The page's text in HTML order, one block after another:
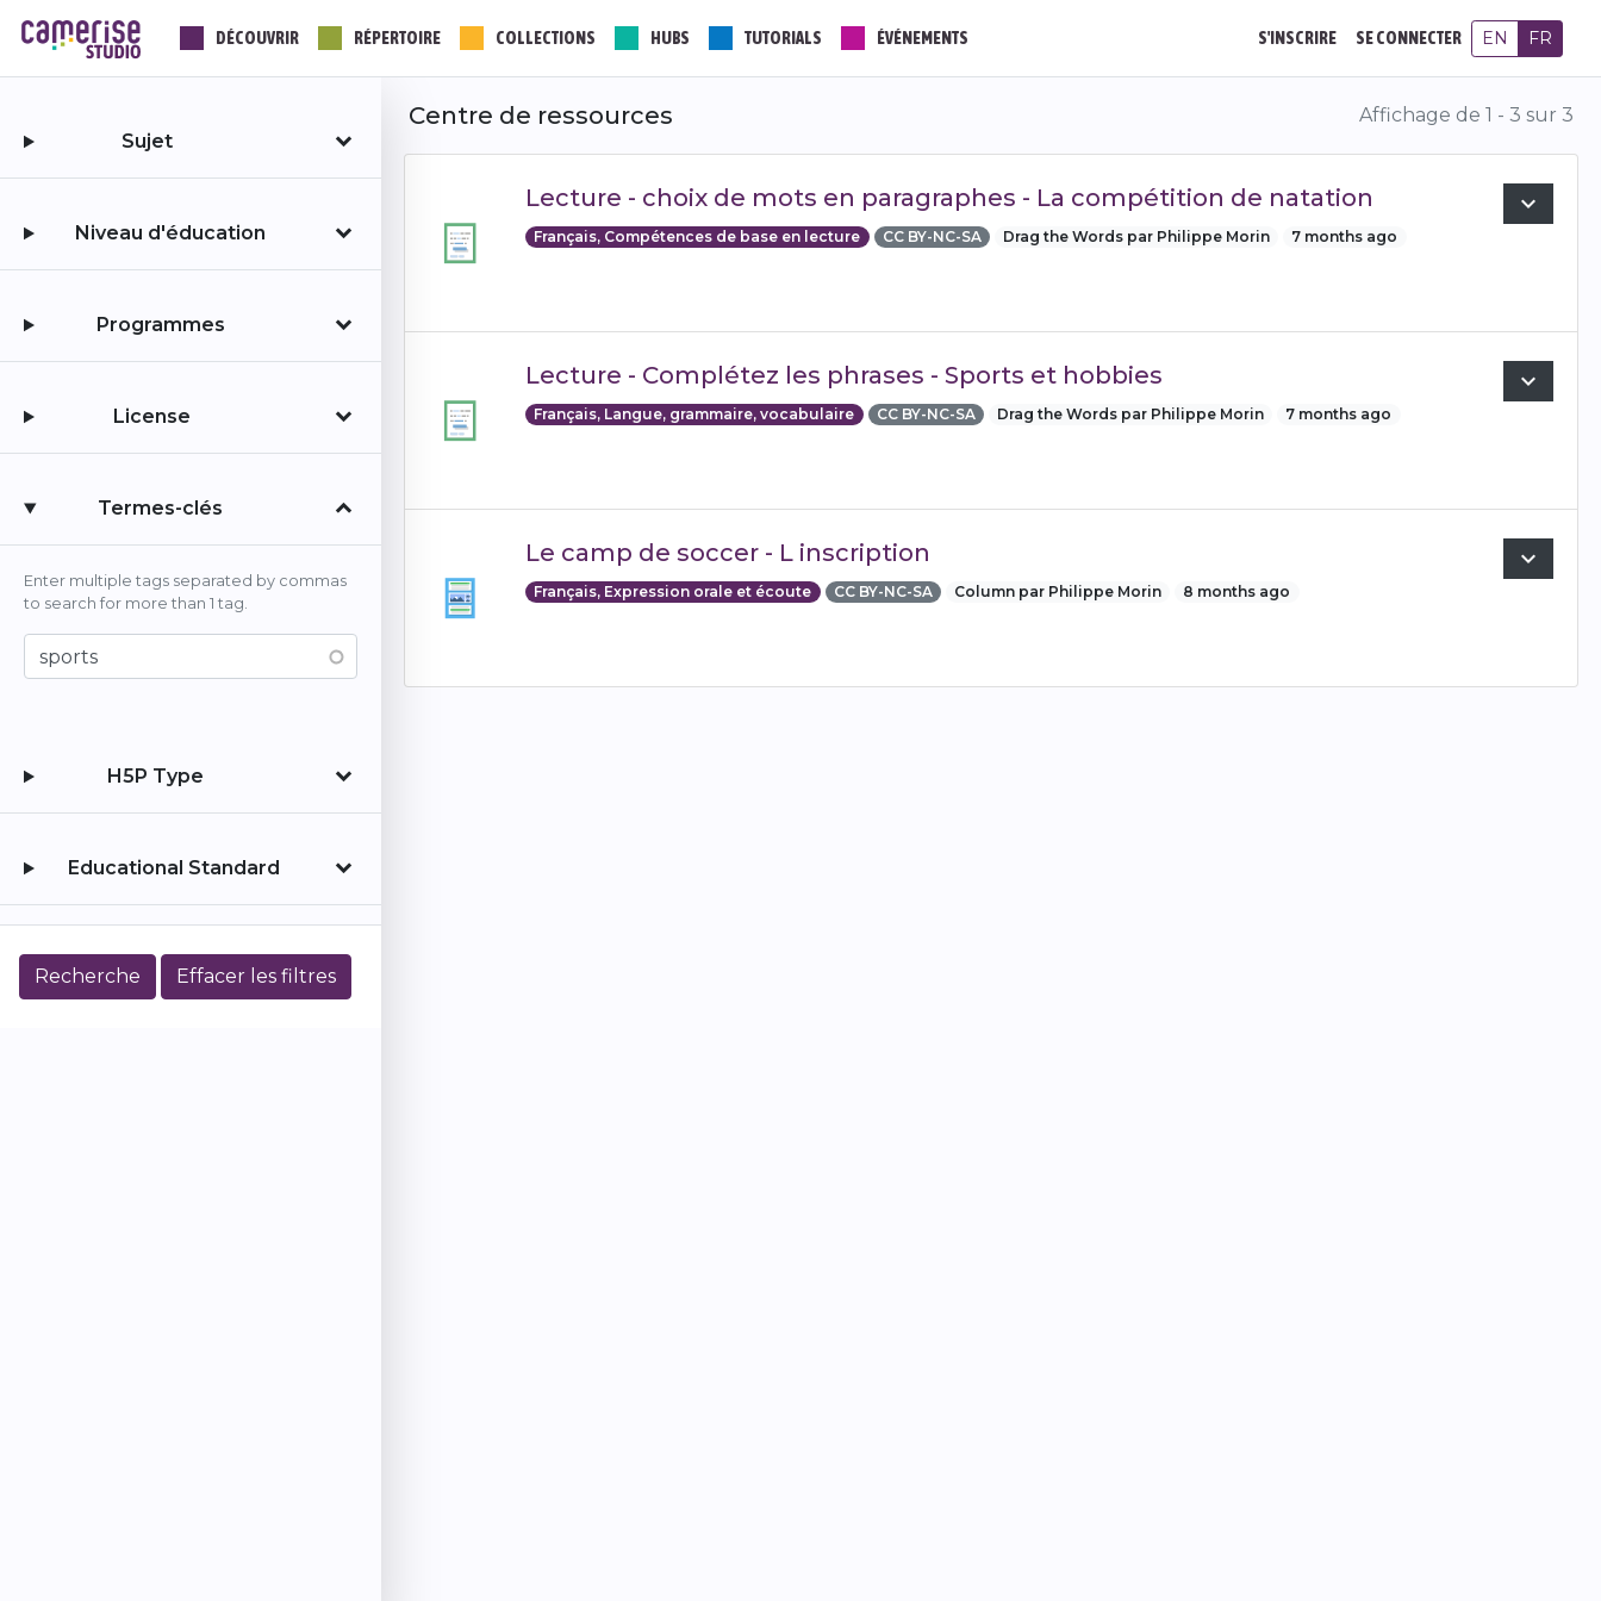
au
contenu
DÉCOUVRIR RÉPERTOIRE COLLECTIONS HUBS TUTORIALS ÉVÉNEMENTS S'INSCRIRE SE CONNECTER EN FR
Centre de ressources Affichage de 1 - 3 sur 3
Lecture - choix de mots en paragraphes - La compétition de natation
Français, Compétences de base en lecture CC BY-NC-SA Drag the Words par Philippe Morin 7 months ago
expand_more
Preview
Lecture - Complétez les phrases - Sports et hobbies
Français, Langue, grammaire, vocabulaire CC BY-NC-SA Drag the Words par Philippe Morin 7 months ago
expand_more
Preview
Le camp de soccer - L inscription
Français, Expression orale et écoute CC BY-NC-SA Column par Philippe Morin 8 months ago
expand_more
Preview
Sujet
Niveau d'éducation
Programmes
License
Termes-clés
Enter multiple tags separated by commas
to search for more than 1 tag.
H5P Type
Educational Standard